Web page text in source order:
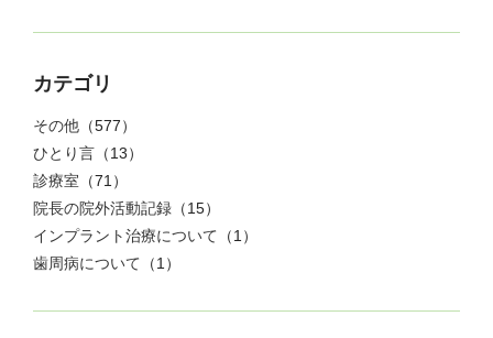
カテゴリ
その他 （577）
ひとり言 （13）
診療室 （71）
院長の院外活動記録 （15）
インプラント治療について （1）
歯周病について （1）